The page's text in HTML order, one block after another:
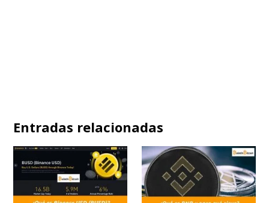
Entradas relacionadas